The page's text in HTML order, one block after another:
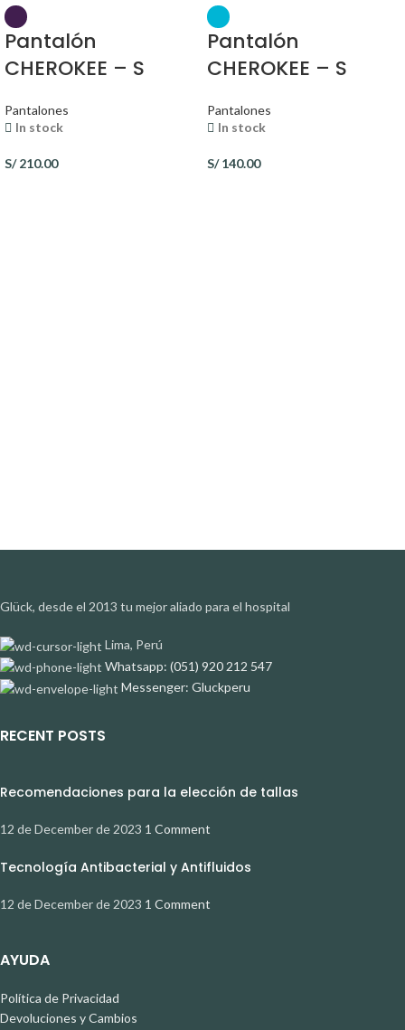
Pantalón
CHEROKEE – S
Pantalones
In stock
S/210.00
Pantalón
CHEROKEE – S
Pantalones
In stock
S/140.00
Glück, desde el 2013 tu mejor aliado para el hospital
Lima, Perú
Whatsapp: (051) 920 212 547
Messenger: Gluckperu
RECENT POSTS
Recomendaciones para la elección de tallas
12 de December de 2023 1 Comment
Tecnología Antibacterial y Antifluidos
12 de December de 2023 1 Comment
AYUDA
Política de Privacidad
Devoluciones y Cambios